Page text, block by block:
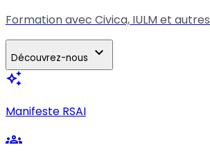
Formation avec Civica, IULM et autres
Découvrez-nous expand_more
auto_awesome
Manifeste RSAI
groups